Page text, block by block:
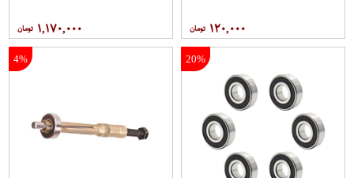
۱۲۰,۰۰۰ ۱,۱۷۰,۰۰۰
20%
4%